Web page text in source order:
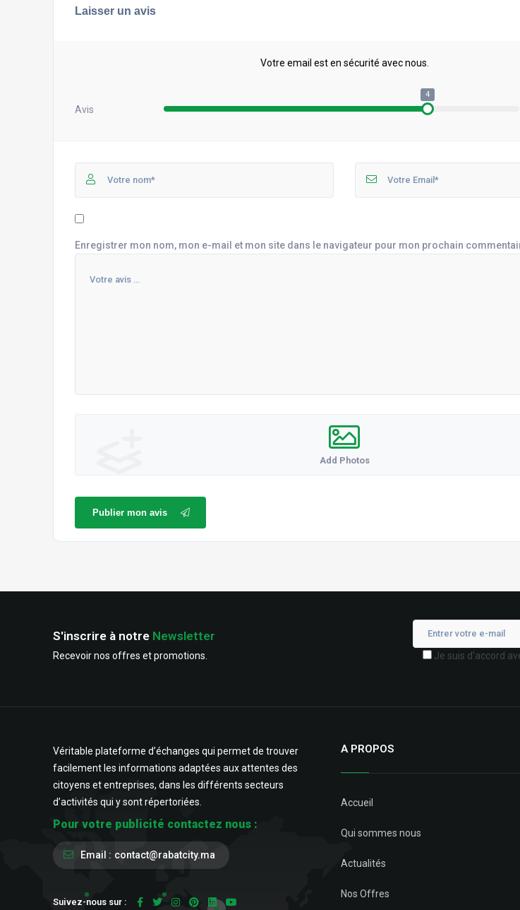
Laisser un avis
Votre email est en sécurité avec nous.
Avis
4
Enregistrer mon nom, mon e-mail et mon site dans le navigateur pour mon prochain
Add Photos
Publier mon avis
S'inscrire à notre Newsletter
Recevoir nos offres et promotions. Je suis d'accord
Véritable plateforme d’échanges qui permet de trouver
facilement les informations adaptées aux attentes des
citoyens et entreprises, dans les différents secteurs
d’activités qui y sont répertoriées.
Pour votre publicité contactez nous :
Email : contact@rabatcity.ma
Suivez-nous sur :
A PROPOS
Accueil
Qui sommes nous
Actualités
Nos Offres